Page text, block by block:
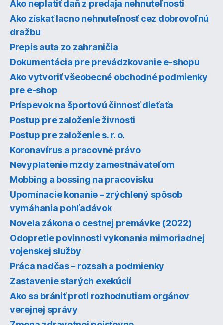
Ako neplatiť daň z predaja nehnuteľnosti
Ako získať lacno nehnuteľnosť cez dobrovoľnú
dražbu
Prepis auta zo zahraničia
Dokumentácia pre prevádzkovanie e-shopu
Ako vytvoriť všeobecné obchodné podmienky
pre e-shop
Príspevok na športovú činnosť dieťaťa
Postup pre založenie živnosti
Postup pre založenie s. r. o.
Koronavírus a pracovné právo
Nevyplatenie mzdy zamestnávateľom
Mobbing a bossing na pracovisku
Upomínacie konanie – zrýchlený spôsob
vymáhania pohľadávok
Novela zákona o cestnej premávke (2022)
Odopretie povinnosti vykonania mimoriadnej
vojenskej služby
Práca nadčas – rozsah a podmienky
Zastavenie starých exekúcií
Ako sa brániť proti rozhodnutiam orgánov
verejnej správy